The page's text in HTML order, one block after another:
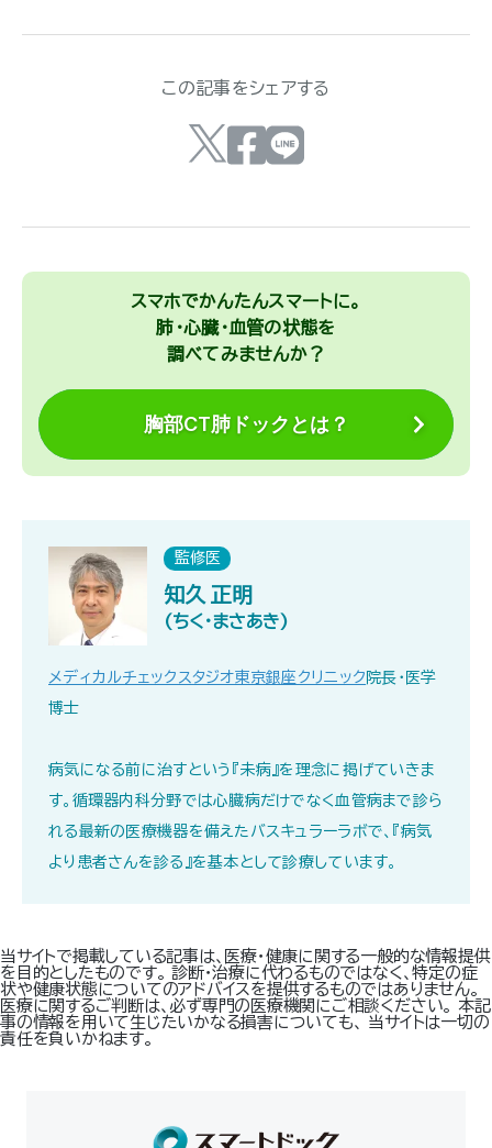
この記事をシェアする
スマホでかんたんスマートに。
肺・心臓・血管の状態を
調べてみませんか？
胸部CT肺ドックとは？
監修医
知久 正明
(ちく・まさあき)
メディカルチェックスタジオ東京銀座クリニック 院長・医学
博士
病気になる前に治すという『未病』を理念に掲げていきま
す。循環器内科分野では心臓病だけでなく血管病まで診ら
れる最新の医療機器を備えたバスキュラーラボで、『病気
より患者さんを診る』を基本として診療しています｡
当サイトで掲載している記事は、医療・健康に関する一般的な情報提供
を目的としたものです。 診断・治療に代わるものではなく、特定の症
状や健康状態についてのアドバイスを提供するものではありません。
医療に関するご判断は、必ず専門の医療機関にご相談ください。 本記
事の情報を用いて生じたいかなる損害についても、 当サイトは一切の
責任を負いかねます。